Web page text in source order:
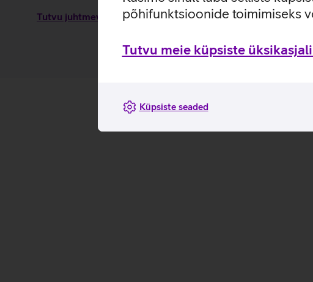
põhifunktsioonide toimimiseks
Tutvu meie küpsiste
Küpsiste seaded
Tutvu juhtmevaba laadimisaluse Samsung 15 W omaduste